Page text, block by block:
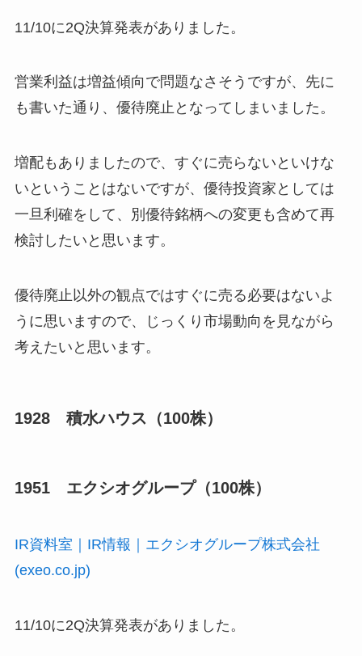
11/10に2Q決算発表がありました。
営業利益は増益傾向で問題なさそうですが、先に
も書いた通り、優待廃止となってしまいました。
増配もありましたので、すぐに売らないといけな
いということはないですが、優待投資家としては
一旦利確をして、別優待銘柄への変更も含めて再
検討したいと思います。
優待廃止以外の観点ではすぐに売る必要はないよ
うに思いますので、じっくり市場動向を見ながら
考えたいと思います。
1928 積水ハウス（100株）
1951 エクシオグループ（100株）
IR資料室｜IR情報｜エクシオグループ株式会社
(exeo.co.jp)
11/10に2Q決算発表がありました。